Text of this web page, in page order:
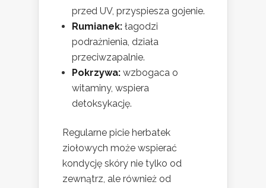
przed UV, przyspiesza gojenie.
Rumianek: łagodzi
podrażnienia, działa
przeciwzapalnie.
Pokrzywa: wzbogaca o
witaminy, wspiera
detoksykację.
Regularne picie herbatek
ziołowych może wspierać
kondycję skóry nie tylko od
zewnątrz, ale również od